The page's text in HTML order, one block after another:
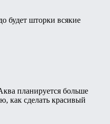
будет шторки всякие
планируется больше
как сделать красивый